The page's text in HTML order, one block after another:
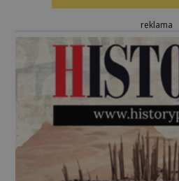
reklama